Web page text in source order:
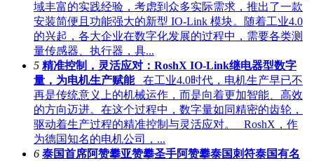
域丰富的实践经验，考虑到众多实际需求，推出了一款
安装简便且功能强大的新型 IO-Link 模块。随着工业4.0
的兴起，各大企业在数字化发展的过程中，需要各类测
量传感器、执行器，具...
5 精准控制，灵活应对：RoshX IO-Link继电器型数字
量，为电机生产赋能
在工业4.0时代，电机生产早已不
再是传统意义上的机械运作，而是向着更加智能、高效
的方向迈进。在这个过程中，数字量如同精密的齿轮，
驱动着生产过程的精准控制与灵活应对。 RoshX，作
为德国知名的电机公司，...
6 泰国首席阿赞攀亚赞攀圣手阿赞攀泰国刺符泰国有名